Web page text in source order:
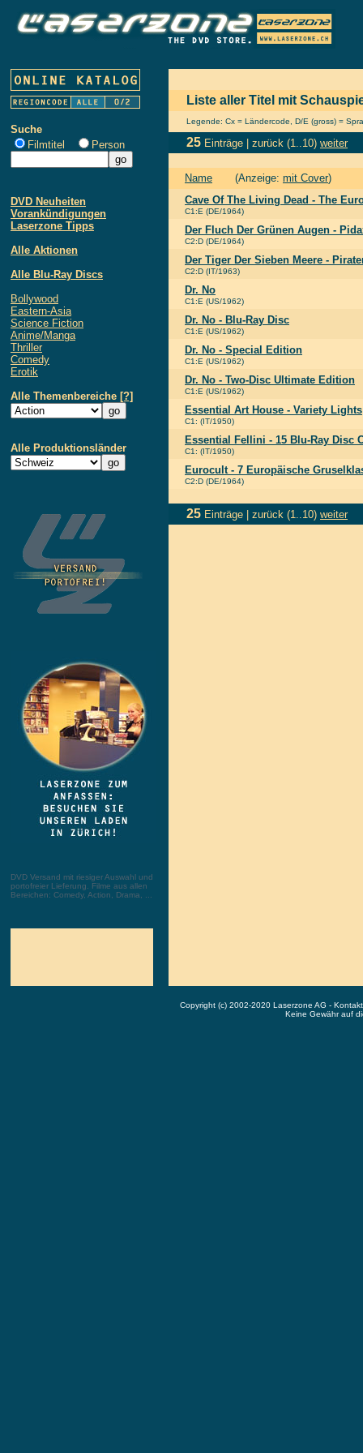
Suche
Filmtitel
Person
DVD Neuheiten
Vorankündigungen
Laserzone Tipps
Alle Aktionen
Alle Blu-Ray Discs
Bollywood
Eastern-Asia
Science Fiction
Anime/Manga
Thriller
Comedy
Erotik
Alle Themenbereiche [?]
Alle Produktionsländer
DVD Versand mit riesiger Auswahl und
portofreier Lieferung. Filme aus allen
Bereichen: Comedy, Action, Drama, ...
Liste aller Titel mit
Legende: Cx = Ländercode, D/E (gross) =
25 Einträge | zurück (1..10) weiter
Name (Anzeige: mit Cover)
Cave Of The Living Dead - The
C1:E (DE/1964)
Der Fluch Der Grünen Augen -
C2:D (DE/1964)
Der Tiger Der Sieben Meere -
C2:D (IT/1963)
Dr. No
C1:E (US/1962)
Dr. No - Blu-Ray Disc
C1:E (US/1962)
Dr. No - Special Edition
C1:E (US/1962)
Dr. No - Two-Disc Ultimate Edition
C1:E (US/1962)
Essential Art House - Variety Lights
C1: (IT/1950)
Essential Fellini - 15 Blu-Ray Disc
C1: (IT/1950)
Eurocult - 7 Europäische
C2:D (DE/1964)
25 Einträge | zurück (1..10) weiter
Copyright (c) 2002-2020 Laserzone AG -
Keine Gewähr auf